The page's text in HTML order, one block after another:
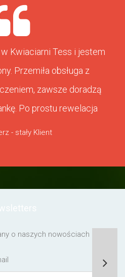
Kwiaciarni Tess i jestem
Przemiła obsługa z
zawsze doradzą
Po prostu rewelacja
- stały Klient
o naszych nowościach lub o